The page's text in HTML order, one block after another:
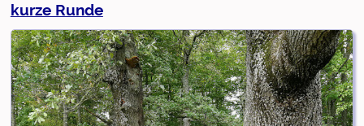
kurze Runde